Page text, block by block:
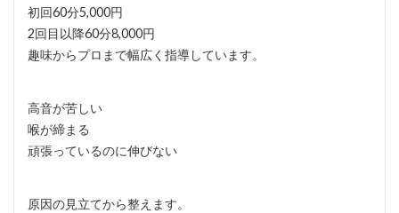
初回60分5,000円
2回目以降60分8,000円
趣味からプロまで幅広く指導しています。
高音が苦しい
喉が締まる
頑張っているのに伸びない
原因の見立てから整えます。